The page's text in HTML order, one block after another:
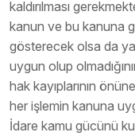
kaldırılması
kanun ve bu kanuna
gösterecek olsa da
uygun olup
hak kayıplarının
her işlemin kanuna
İdare kamu gücünü